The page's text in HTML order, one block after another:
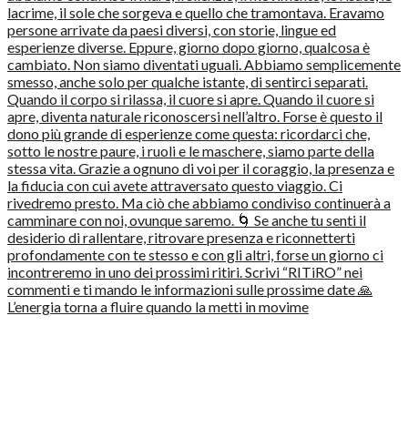
L’energia torna a fluire quando la metti in movime